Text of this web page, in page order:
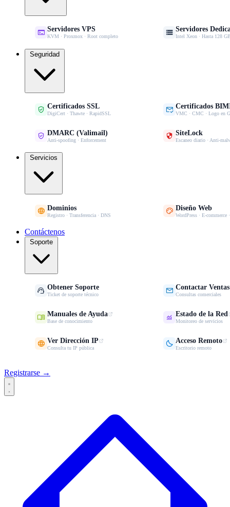
 Servidores VPS
KVM · Proxmox · Root completo  Servidores
Intel Xeon · Hasta 128
Seguridad
 Certificados SSL
DigiCert · Thawte · RapidSSL  Certificados
VMC · CMC · Logo en
 DMARC (Valimail)
Anti-spoofing · Enforcement  SiteLock
Escaneo diario · Anti-
Servicios
 Dominios
Registro · Transferencia · DNS  Diseño Web
WordPress · E-commerce
Contáctenos
Soporte
 Obtener Soporte
Ticket de soporte técnico  Contactar Ventas
Consultas comerciales
 Manuales de Ayuda
Base de conocimiento  Estado de la Red
Monitoreo de servicios
 Ver Dirección IP
Consulta tu IP pública  Acceso Remoto
Escritorio remoto
Registrarse →